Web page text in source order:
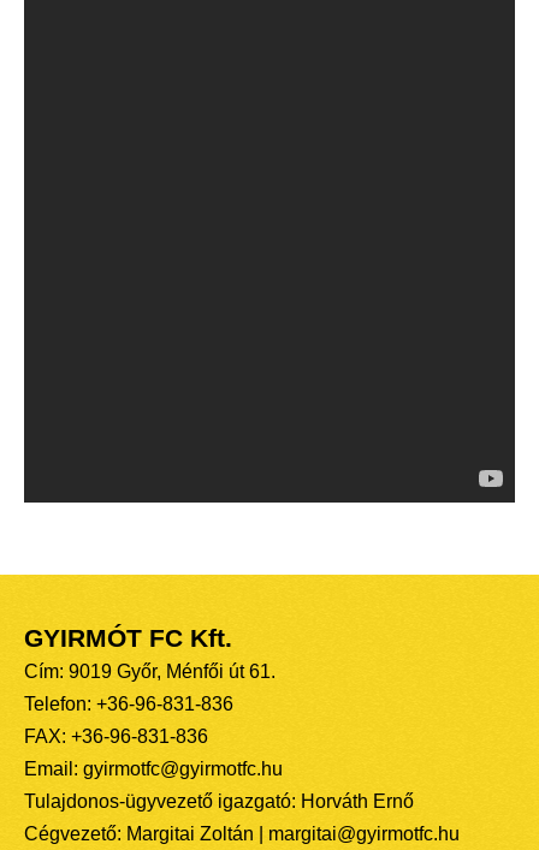
GYIRMÓT FC Kft.
Cím: 9019 Győr, Ménfői út 61.
Telefon: +36-96-831-836
FAX: +36-96-831-836
Email: gyirmotfc@gyirmotfc.hu
Tulajdonos-ügyvezető igazgató: Horváth Ernő
Cégvezető: Margitai Zoltán | margitai@gyirmotfc.hu